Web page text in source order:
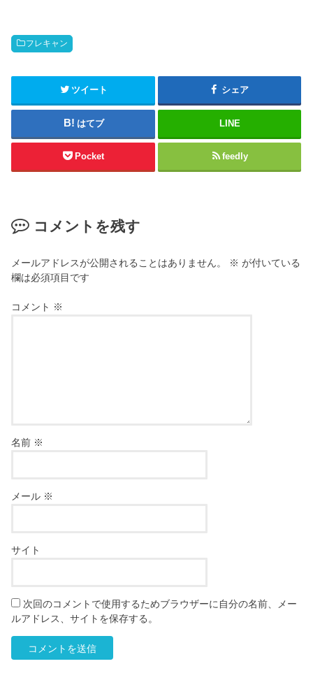
フレキャン
ツイート シェア
はてブ LINE
Pocket feedly
コメントを残す
メールアドレスが公開されることはありません。 ※ が付いている
欄は必須項目です
コメント ※
名前 ※
メール ※
サイト
次回のコメントで使用するためブラウザーに自分の名前、メー
ルアドレス、サイトを保存する。